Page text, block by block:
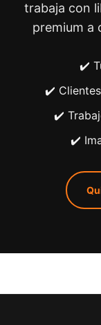
trabaja con
premium a
✔️
✔️
✔️
✔️